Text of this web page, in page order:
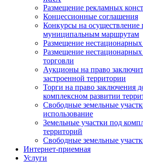
Размещение рекламных
Концессионные соглашения
Конкурсы на осуществление
муниципальным маршрутам
Размещение
Размещение
торговли
Аукционы на право
застроенной территории
Торги на право заключения
комплексном развитии
Свободные земельные
использование
Земельные участки под
территорий
Свободные земельные
Интернет-приемная
Услуги